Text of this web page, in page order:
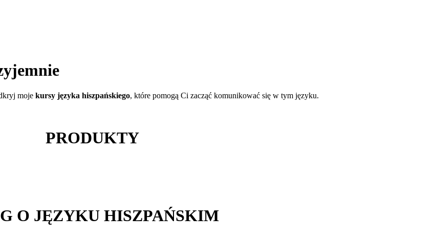
moje kursy języka hiszpańskiego, które pomogą Ci zacząć komunikować się w tym języku.
PRODUKTY
O JĘZYKU HISZPAŃSKIM